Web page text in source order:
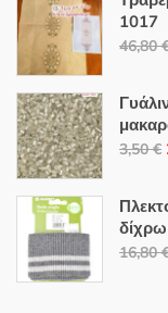
1017
46,80
3,50€
16,80